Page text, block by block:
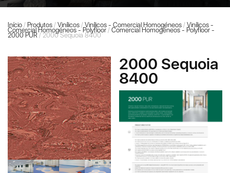
Início / Produtos / Vinílicos / Vinílicos - Comercial Homogéneos / Vinílicos -
Comercial Homogéneos - Polyfloor / Comercial Homogéneos - Polyfloor -
2000 PUR / 2000 Sequoia 8400
2000 Sequoia
8400